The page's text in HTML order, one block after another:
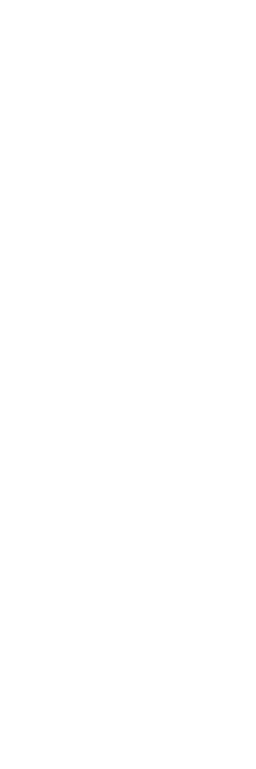
DESIGN
DE QUOI IL
SPYDER F3
DE LA
POSITION
INCITERA À
EN